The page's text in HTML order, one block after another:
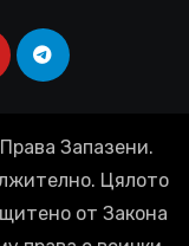
Запазени.
Цялото
от Закона